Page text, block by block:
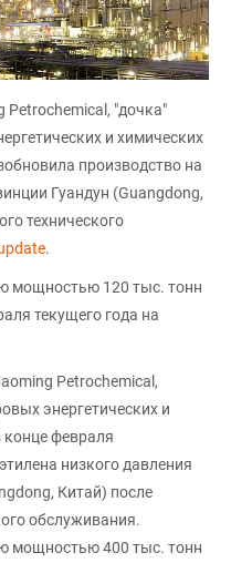
Petrochemical, "дочка"
и химических
производство на
Гуандун (Guangdong,
технического
.
мощностью 120 тыс. тонн
текущего года на
Petrochemical,
энергетических и
конце февраля
низкого давления
Китай) после
обслуживания.
мощностью 400 тыс. тонн